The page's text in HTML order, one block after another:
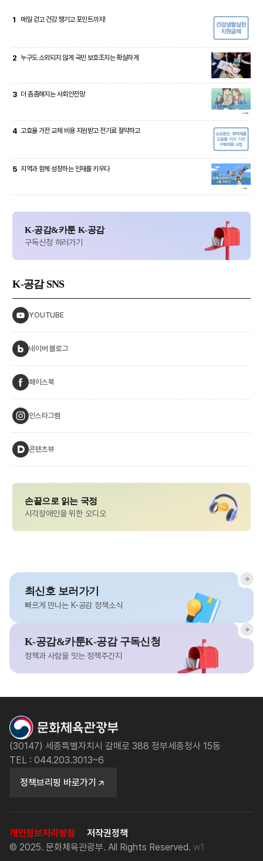
1 매일 걷고 건강 챙기고 포인트까지!
2 누구도 소외되지 않게 국민 보호조치는 확실하게
3 더 촘촘해지는 사회안전망
4 고효율 가전 교체 비용 지원받고 전기료 절약하고
5 지역과 함께 성장하는 인재를 키우다
K-공감&카툰 K-공감
구독신청 하러가기
K-공감 SNS
YOUTUBE
네이버 블로그
페이스북
인스타그램
콘텐츠뷰
손끝으로 읽는 국정
시각장애인을 위한 오디오
최신호 보러가기
빠르게 만나는 K-공감 정책소식
K-공감&카툰K-공감 구독신청
정책과 사람을 잇는 정책주간지
(30147) 세종특별자치시 갈매로 388 정부세종청사 15동
TEL : 044.203.3013~6
정책브리핑 바로가기
개인정보처리방침
저작권정책
© 2025. 문화체육관광부. All Rights Reserved. w1